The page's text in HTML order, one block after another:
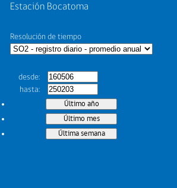
Estación Bocatoma
Resolución de tiempo
desde
hasta